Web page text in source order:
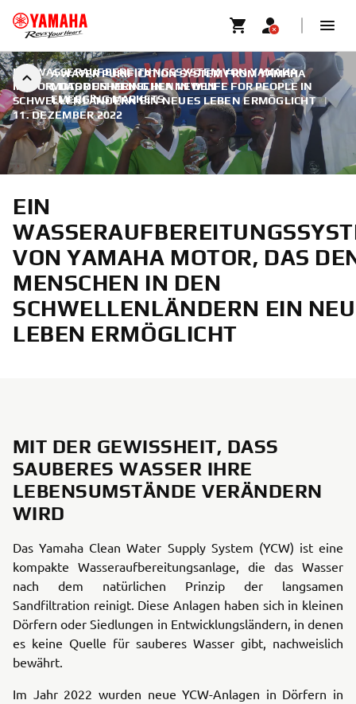
A WATER PURIFICATION SYSTEM FROM YAMAHA
MOTOR USHERING IN A NEW LIFE FOR PEOPLE IN
EMERGING MARKETS
EIN WASSERAUFBEREITUNGSSYSTEM VON YAMAHA
MOTOR, DAS DEN MENSCHEN IN DEN
SCHWELLENLÄNDERN EIN NEUES LEBEN ERMÖGLICHT |
11. DEZEMBER 2022
EIN
VON YAMAHA MOTOR, DAS
MENSCHEN IN DEN
SCHWELLENLÄNDERN EIN
LEBEN ERMÖGLICHT
MIT DER GEWISSHEIT, DASS
SAUBERES WASSER IHRE
LEBENSUMSTÄNDE VERÄNDERN
WIRD
Das Yamaha Clean Water Supply System (YCW) ist eine
kompakte Wasseraufbereitungsanlage, die das Wasser
nach dem natürlichen Prinzip der langsamen
Sandfiltration reinigt. Diese Anlagen haben sich in kleinen
Dörfern oder Siedlungen in Entwicklungsländern, in denen
es keine Quelle für sauberes Wasser gibt, nachweislich
bewährt.
Im Jahr 2022 wurden neue YCW-Anlagen in Dörfern in